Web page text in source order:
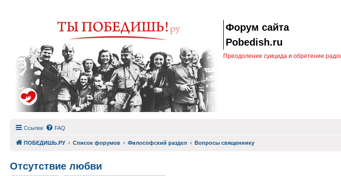
Форум сайта
Pobedish.ru
Преодоление суицида и обретение
Ссылки FAQ
ПОБЕДИШЬ.РУ Список форумов Философский раздел Вопросы священнику
Отсутствие любви